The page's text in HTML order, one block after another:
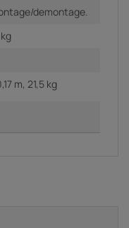
demontage.
m, 21,5 kg